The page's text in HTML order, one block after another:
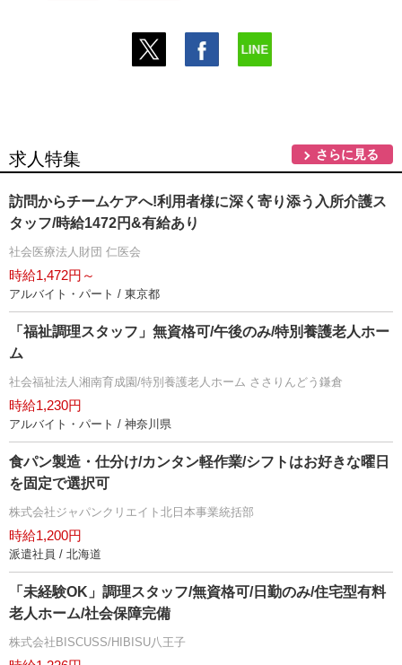
求人特集 さらに見る
訪問からチームケアへ!利用者様に深く寄り添う入所介護ス
タッフ/時給1472円&有給あり
社会医療法人財団 仁医会
時給1,472円～
アルバイト・パート / 東京都
「福祉調理スタッフ」無資格可/午後のみ/特別養護老人ホー
ム
社会福祉法人湘南育成園/特別養護老人ホーム ささりんどう鎌倉
時給1,230円
アルバイト・パート / 神奈川県
食パン製造・仕分け/カンタン軽作業/シフトはお好きな曜日
を固定で選択可
株式会社ジャパンクリエイト北日本事業統括部
時給1,200円
派遣社員 / 北海道
「未経験OK」調理スタッフ/無資格可/日勤のみ/住宅型有料
老人ホーム/社会保障完備
株式会社BISCUSS/HIBISU八王子